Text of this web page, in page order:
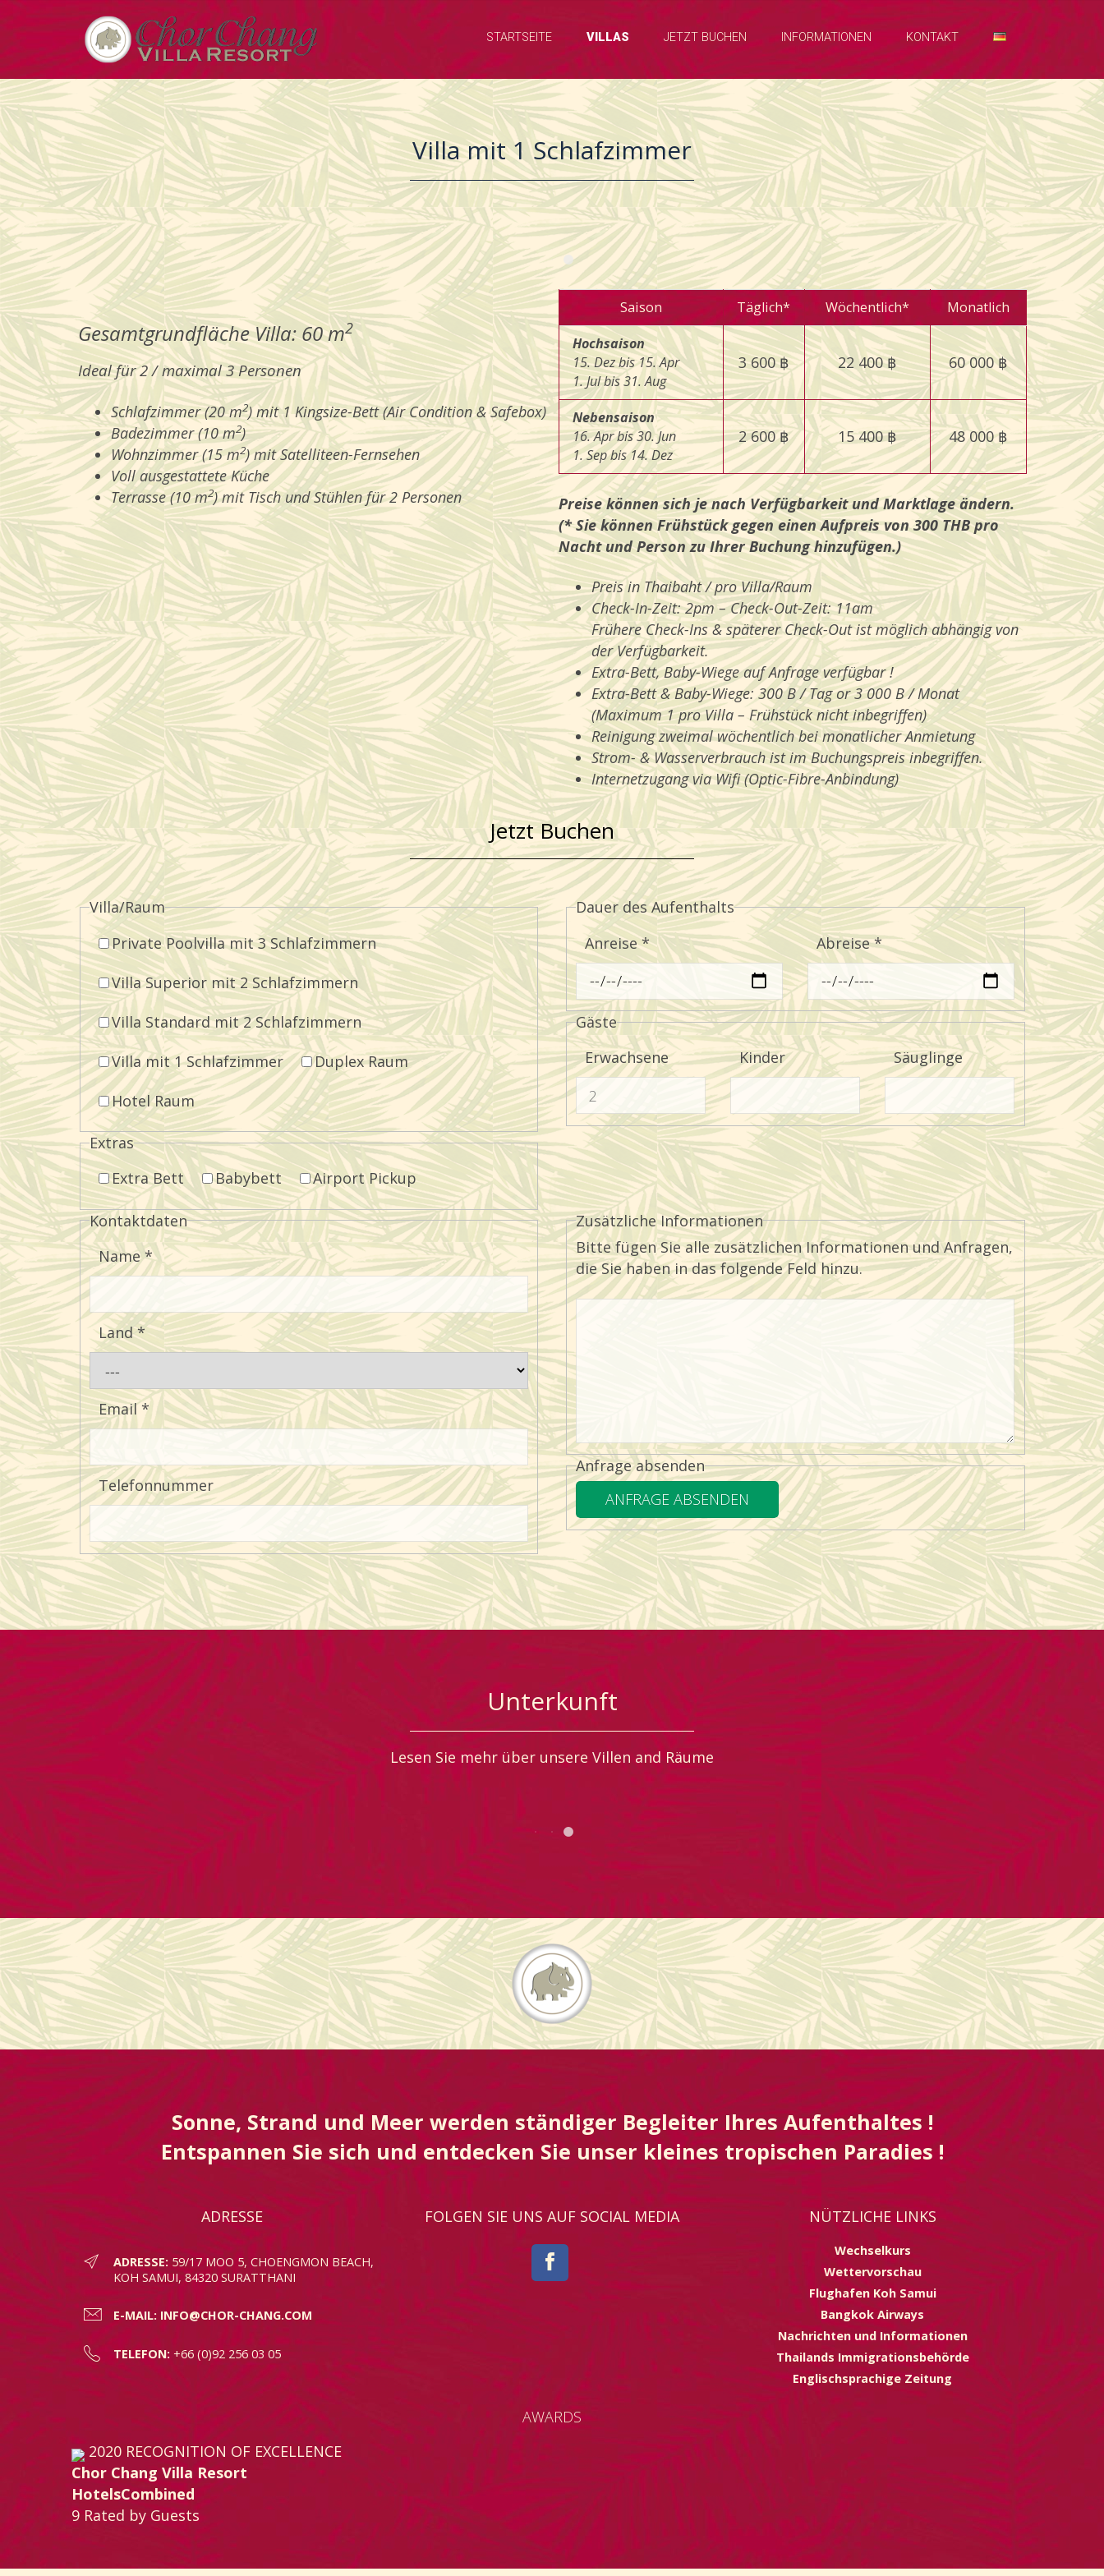
STARTSEITE VILLAS JETZT BUCHEN INFORMATIONEN KONTAKT
Villa mit 1 Schlafzimmer
Gesamtgrundfläche Villa: 60 m2
Ideal für 2 / maximal 3 Personen
Schlafzimmer (20 m2) mit 1 Kingsize-Bett (Air Condition & Safebox)
Badezimmer (10 m2)
Wohnzimmer (15 m2) mit Satelliteen-Fernsehen
Voll ausgestattete Küche
Terrasse (10 m2) mit Tisch und Stühlen für 2 Personen
Saison Täglich* Wöchentlich*
Monatlich
Hochsaison
15. Dez bis 15. Apr
1. Jul bis 31. Aug
3 600 ฿ 22 400 ฿ 60 000 ฿
Nebensaison
16. Apr bis 30. Jun
1. Sep bis 14. Dez
2 600 ฿ 15 400 ฿ 48 000 ฿
Preise können sich je nach Verfügbarkeit und Marktlage ändern.
(* Sie können Frühstück gegen einen Aufpreis von 300 THB pro
Nacht und Person zu Ihrer Buchung hinzufügen.)
Preis in Thaibaht / pro Villa/Raum
Check-In-Zeit: 2pm – Check-Out-Zeit: 11am
Frühere Check-Ins & späterer Check-Out ist möglich abhängig von
der Verfügbarkeit.
Extra-Bett, Baby-Wiege auf Anfrage verfügbar !
Extra-Bett & Baby-Wiege: 300 B / Tag or 3 000 B / Monat
(Maximum 1 pro Villa – Frühstück nicht inbegriffen)
Reinigung zweimal wöchentlich bei monatlicher Anmietung
Strom- & Wasserverbrauch ist im Buchungspreis inbegriffen.
Internetzugang via Wifi (Optic-Fibre-Anbindung)
Jetzt Buchen
Villa/Raum
Private Poolvilla mit 3 Schlafzimmern
Villa Superior mit 2 Schlafzimmern
Villa Standard mit 2 Schlafzimmern
Villa mit 1 Schlafzimmer
Duplex Raum
Hotel Raum
Extras
Extra Bett
Babybett Airport Pickup
Dauer des Aufenthalts
Anreise* Abreise*
Gäste
Erwachsene
Kinder Säuglinge
Kontaktdaten
Name*
Land*
Email*
Telefonnummer
Zusätzliche Informationen
Bitte fügen Sie alle zusätzlichen Informationen und Anfragen,
die Sie haben in das folgende Feld hinzu.
Anfrage absenden
Unterkunft
Lesen Sie mehr über unsere Villen and Räume
Sonne, Strand und Meer werden ständiger Begleiter Ihres Aufenthaltes !
Entspannen Sie sich und entdecken Sie unser kleines tropischen Paradies !
ADRESSE
ADRESSE: 59/17 MOO 5, CHOENGMON BEACH,
KOH SAMUI, 84320 SURATTHANI
E-MAIL: INFO@CHOR-CHANG.COM
TELEFON: +66 (0)92 256 03 05
FOLGEN SIE UNS AUF SOCIAL MEDIA NÜTZLICHE LINKS
Wechselkurs
Wettervorschau
Flughafen Koh Samui
Bangkok Airways
Nachrichten und Informationen
Thailands Immigrationsbehörde
Englischsprachige Zeitung
AWARDS
2020 RECOGNITION OF EXCELLENCE
Chor Chang Villa Resort
HotelsCombined
9 Rated by Guests